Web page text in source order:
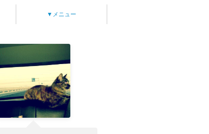
▼メニュー